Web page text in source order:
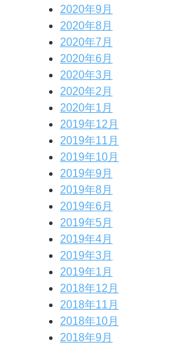
2020年9月
2020年8月
2020年7月
2020年6月
2020年3月
2020年2月
2020年1月
2019年12月
2019年11月
2019年10月
2019年9月
2019年8月
2019年6月
2019年5月
2019年4月
2019年3月
2019年1月
2018年12月
2018年11月
2018年10月
2018年9月